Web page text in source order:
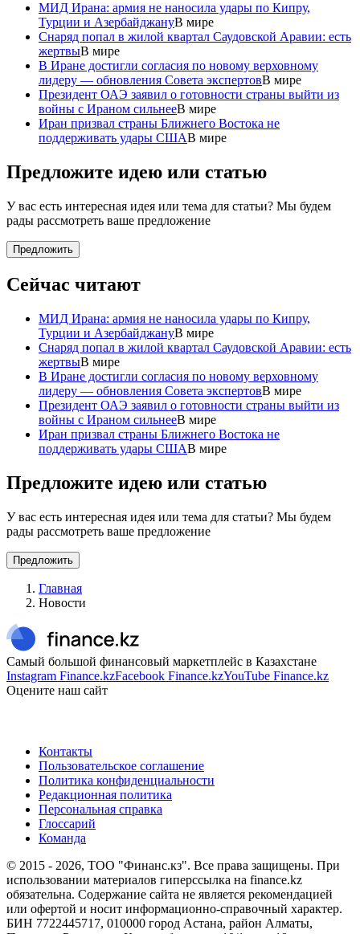
МИД Ирана: армия не наносила удары по Кипру,
Турции и АзербайджануВ мире
Снаряд попал в жилой квартал Саудовской Аравии: есть
жертвыВ мире
В Иране достигли согласия по новому верховному
лидеру — обновления Совета экспертовВ мире
Президент ОАЭ заявил о готовности страны выйти из
войны с Ираном сильнееВ мире
Иран призвал страны Ближнего Востока не
поддерживать удары СШАВ мире
Предложите идею или статью
У вас есть интересная идея или тема для статьи? Мы будем
рады рассмотреть ваше предложение
Предложить
Сейчас читают
МИД Ирана: армия не наносила удары по Кипру,
Турции и АзербайджануВ мире
Снаряд попал в жилой квартал Саудовской Аравии: есть
жертвыВ мире
В Иране достигли согласия по новому верховному
лидеру — обновления Совета экспертовВ мире
Президент ОАЭ заявил о готовности страны выйти из
войны с Ираном сильнееВ мире
Иран призвал страны Ближнего Востока не
поддерживать удары СШАВ мире
Предложите идею или статью
У вас есть интересная идея или тема для статьи? Мы будем
рады рассмотреть ваше предложение
Предложить
Главная
Новости
Самый большой финансовый маркетплейс в Казахстане
Instagram Finance.kzFacebook Finance.kzYouTube Finance.kz
Оцените наш сайт
Контакты
Пользовательское соглашение
Политика конфиденциальности
Редакционная политика
Персональная справка
Глоссарий
Команда
© 2015 - 2026, ТОО "Финанс.кз". Все права защищены. При
использовании материалов гиперссылка на finance.kz
обязательна. Содержание сайта не является рекомендацией
или офертой и носит информационно-справочный характер.
БИН 7722445717, 010000 город Астана, район Алматы,